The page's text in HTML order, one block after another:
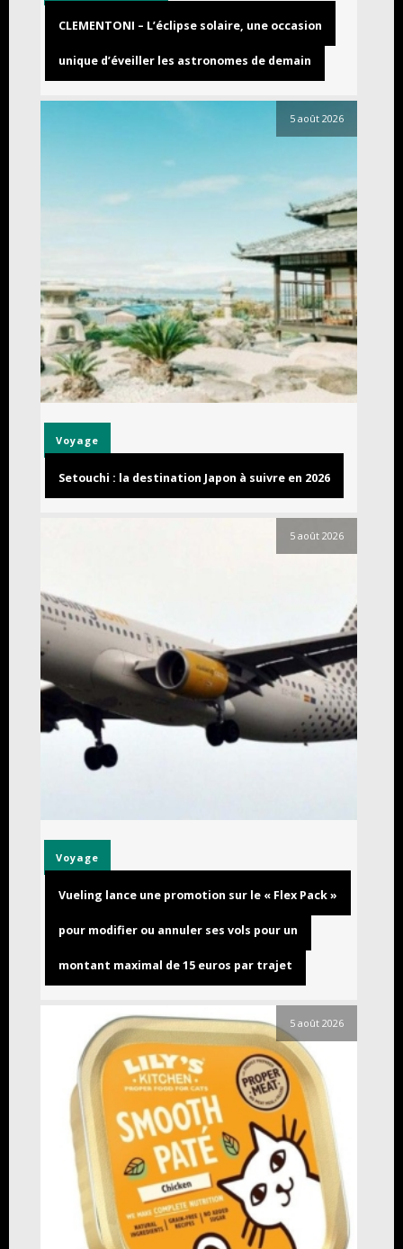
CLEMENTONI – L’éclipse solaire, une occasion
unique d’éveiller les astronomes de demain
5 août 2026
Voyage
Setouchi : la destination Japon à suivre en 2026
5 août 2026
Voyage
Vueling lance une promotion sur le « Flex Pack »
pour modifier ou annuler ses vols pour un
montant maximal de 15 euros par trajet
5 août 2026